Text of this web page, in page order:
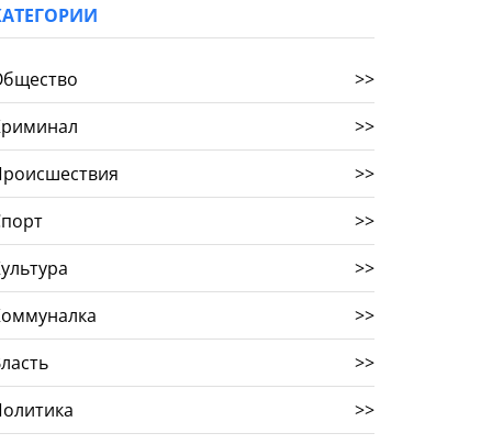
>>
>>
>>
>>
>>
>>
>>
>>